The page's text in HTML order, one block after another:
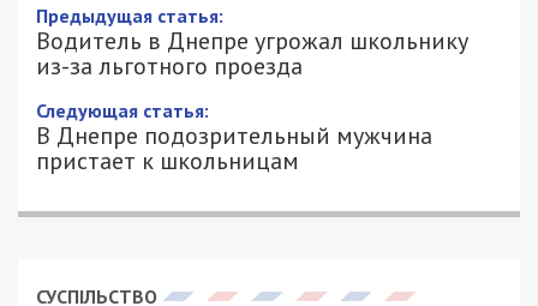
Водитель в Днепре угрожал школьнику
из-за льготного проезда
30/01/2019 - 17:32
АЛЕКСЕЙ ВАЛЕНКО - СПЕЦИАЛЬНО
ДЛЯ 49000.COM.UA
Несмотря на то, что решение Днепровского
неприятные инциденты в маршрутках случаются